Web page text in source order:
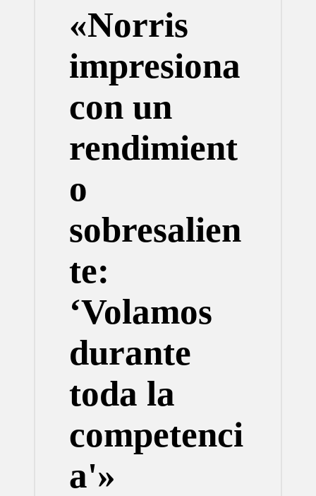
«Norris
impresiona
con un
rendimient
o
sobresalien
te:
‘Volamos
durante
toda la
competenci
a'»